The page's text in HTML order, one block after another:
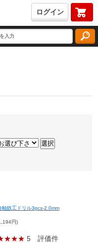
ログイン
鉄工ドリル3pcs-2.0mm
円)
5 評価件